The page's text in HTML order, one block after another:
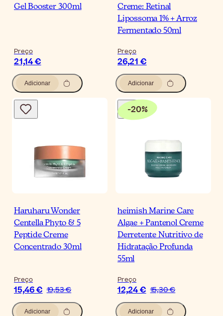
Gel Booster 300ml
Preço
21,14 €
Adicionar
Creme: Retinal
Lipossoma 1% + Arroz
Fermentado 50ml
Preço
26,21 €
Adicionar
Haruharu Wonder
Centella Phyto & 5
Peptide Creme
Concentrado 30ml
Preço
15,46 € 19,53 €
Adicionar
-20%
heimish Marine Care
Algae + Pantenol Creme
Derretente Nutritivo de
Hidratação Profunda
55ml
Preço
12,24 € 15,30 €
Adicionar